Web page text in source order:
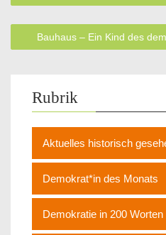
Bauhaus – Ein Kind des
Rubrik
Aktuelles historisch
Demokrat*in des Monats
Demokratie in 200 Worten